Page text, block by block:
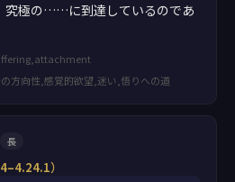
究極の……に到達しているのであ
方向性,感覚的欲望,迷い,悟りへの道
長
）